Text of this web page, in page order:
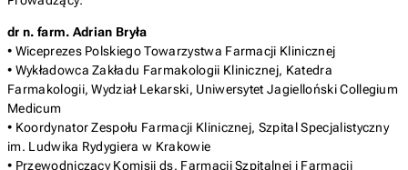
dr n. farm. Adrian Bryła
• Wiceprezes Polskiego Towarzystwa Farmacji Klinicznej
• Wykładowca Zakładu Farmakologii Klinicznej, Katedra
Farmakologii, Wydział Lekarski, Uniwersytet Jagielloński Collegium
Medicum
• Koordynator Zespołu Farmacji Klinicznej, Szpital Specjalistyczny
im. Ludwika Rydygiera w Krakowie
• Przewodniczący Komisji ds. Farmacji Szpitalnej i Farmacji